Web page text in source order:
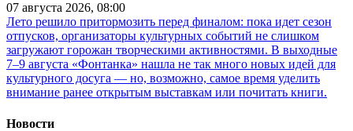
07 августа 2026, 08:00
Лето решило притормозить перед финалом: пока идет сезон
отпусков, организаторы культурных событий не слишком
загружают горожан творческими активностями. В выходные
7–9 августа «Фонтанка» нашла не так много новых идей для
культурного досуга — но, возможно, самое время уделить
внимание ранее открытым выставкам или почитать книги.
Новости